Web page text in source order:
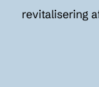
revitalisering